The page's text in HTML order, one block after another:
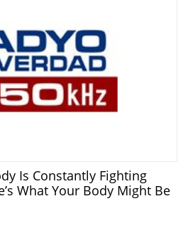
Is Constantly Fighting
What Your Body Might Be